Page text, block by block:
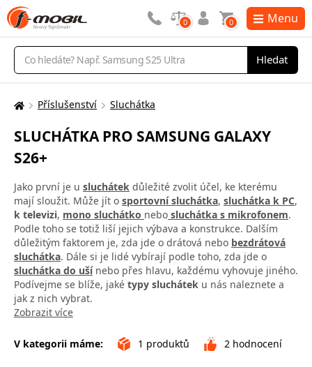
Vyhledávání
Hledat
0 0 Menu
Zde
nacházíte:
Příslušenství Sluchátka
SLUCHÁTKA PRO SAMSUNG GALAXY
S26+
Jako první je u sluchátek důležité zvolit účel, ke kterému
mají sloužit. Může jít o sportovní sluchátka, sluchátka k PC,
k televizi, mono sluchátko nebo sluchátka s mikrofonem.
Podle toho se totiž liší jejich výbava a konstrukce. Dalším
důležitým faktorem je, zda jde o drátová nebo bezdrátová
sluchátka. Dále si je lidé vybírají podle toho, zda jde o
sluchátka do ušínebo přes hlavu, každému vyhovuje jiného.
Podívejme se blíže, jaké typy sluchátek u nás naleznete a
jak z nich vybrat.
Zobrazit více
V kategorii máme: 1 produktů 2 hodnocení